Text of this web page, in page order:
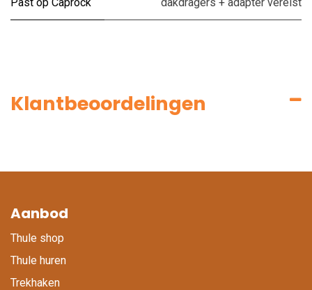
Past op Caprock dakdragers + adapter vereist
Klantbeoordelingen
Aanbod
Thule shop
Thule huren
Trekhaken